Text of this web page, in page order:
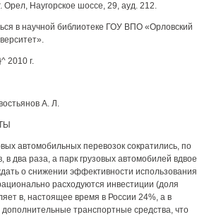
Орел, Наугорское шоссе, 29, ауд. 212.
в научной библиотеке ГОУ ВПО «Орловский
2010 г.
А. Л.
автомобильных перевозок сократились, по
два раза, а парк грузовых автомобилей вдвое
о снижении эффективности использования
расходуются инвестиции (доля
в, настоящее время в России 24%, а в
транспортные средства, что